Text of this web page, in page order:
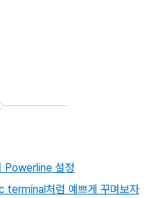
Powerline 설정
처럼 예쁘게 꾸며보자